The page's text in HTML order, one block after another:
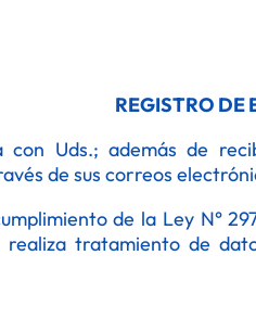
REGISTRO DE
Uds.; además de
de sus correos
de la Ley N°
tratamiento de